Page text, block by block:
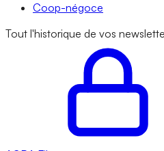
Coop-négoce
Tout l'historique de vos